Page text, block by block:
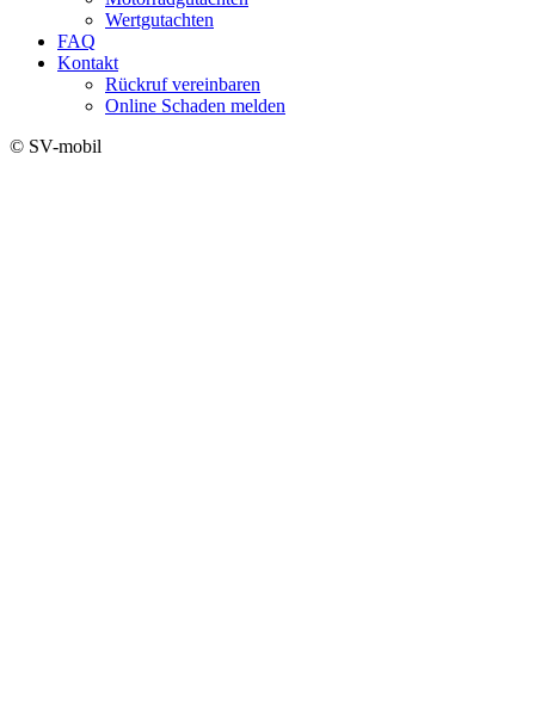
Wertgutachten
FAQ
Kontakt
Rückruf vereinbaren
Online Schaden melden
© SV-mobil